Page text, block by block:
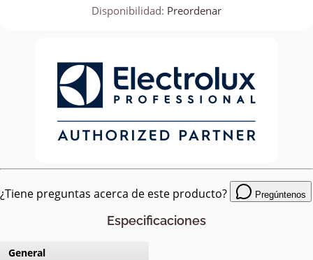
Disponibilidad: Preordenar
¿Tiene preguntas acerca de este producto? Pregúntenos
Especificaciones
General